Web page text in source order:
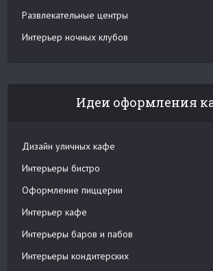
Развлекательные центры
Интерьер ночных клубов
Идеи оформления
Дизайн уличных кафе
Интерьеры бистро
Оформление пиццерии
Интерьер кафе
Интерьеры баров и пабов
Интерьеры кондитерских